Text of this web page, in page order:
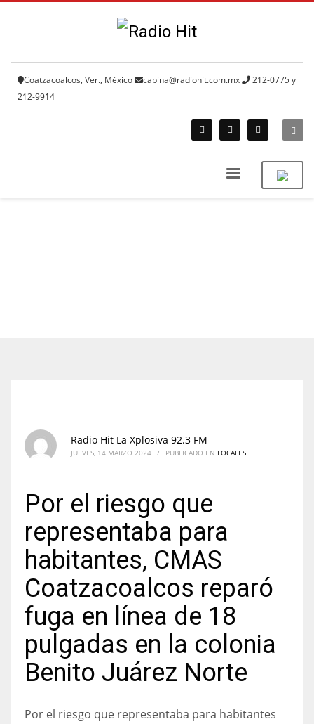
Coatzacoalcos, Ver., México cabina@radiohit.com.mx
212-0775 y
212-9914
Radio Hit La Xplosiva 92.3 FM
JUEVES, 14 MARZO 2024 / PUBLICADO EN LOCALES
Por el riesgo que
representaba para
habitantes, CMAS
Coatzacoalcos reparó
fuga en línea de 18
pulgadas en la colonia
Benito Juárez Norte
Por el riesgo que representaba para habitantes